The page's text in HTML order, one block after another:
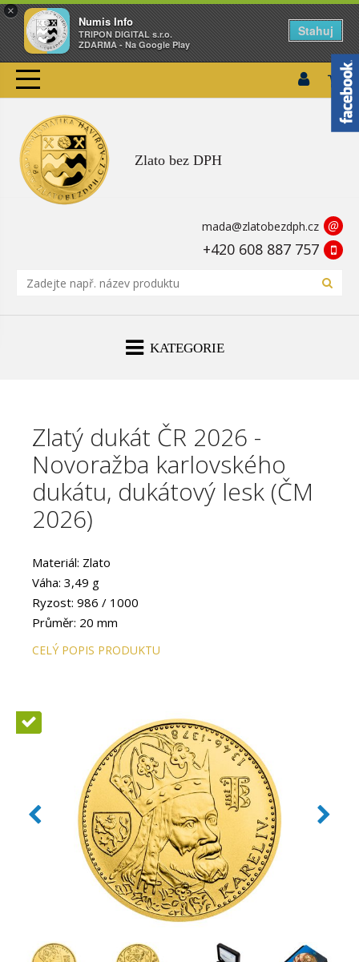
×
Numis Info
TRIPON DIGITAL s.r.o.
ZDARMA - Na Google Play
Stahuj
Zlato bez DPH
mada@zlatobezdph.cz @
+420 608 887 757
KATEGORIE
Zlatý dukát ČR 2026 -
Novoražba karlovského
dukátu, dukátový lesk (ČM
2026)
Materiál: Zlato
Váha: 3,49 g
Ryzost: 986 / 1000
Průměr: 20 mm
Provedení: PROOF
CELÝ POPIS PRODUKTU
Novinka